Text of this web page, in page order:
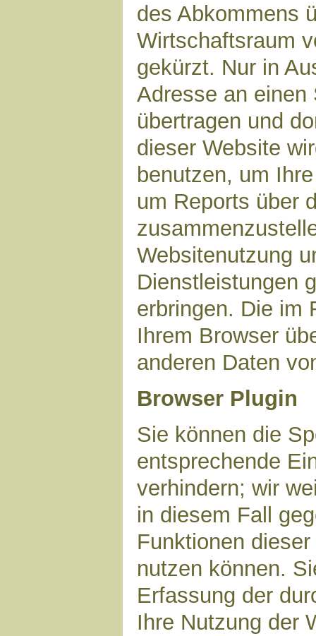
des Abkommens
Wirtschaftsraum
gekürzt. Nur in
Adresse an einen
übertragen und
dieser Website
benutzen, um
um Reports über
Websitenutzung
Dienstleistungen
erbringen. Die im
Ihrem Browser
anderen Daten
Browser Plugin
Sie können die
entsprechende
verhindern; wir
in diesem Fall
Funktionen
nutzen können.
Erfassung der
Ihre Nutzung der